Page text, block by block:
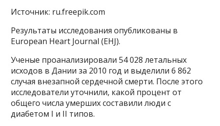
Источник: ru.freepik.com
Результаты исследования опубликованы в
European Heart Journal (EHJ).
Ученые проанализировали 54 028 летальных
исходов в Дании за 2010 год и выделили 6 862
случая внезапной сердечной смерти. После этого
исследователи уточнили, какой процент от
общего числа умерших составили люди с
диабетом I и II типов.